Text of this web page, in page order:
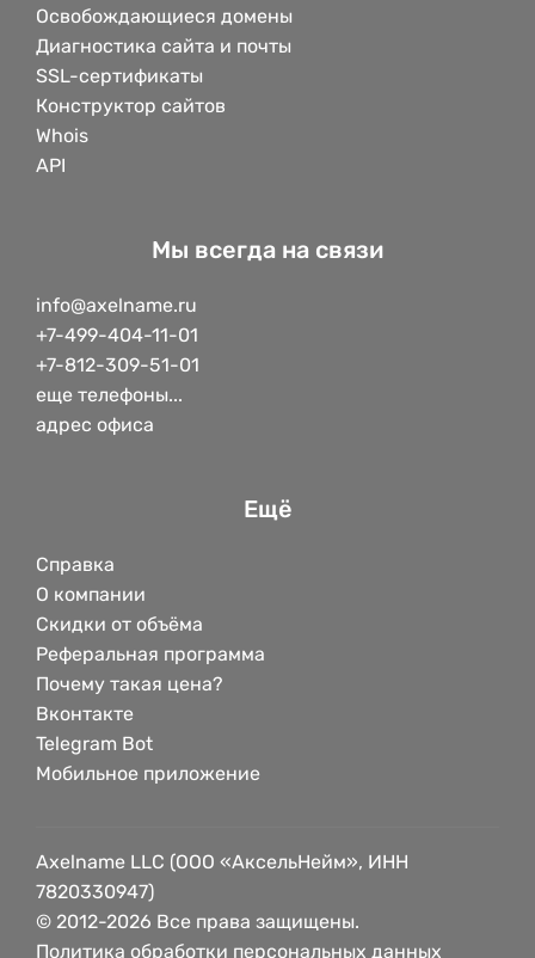
Освобождающиеся домены
Диагностика сайта и почты
SSL-сертификаты
Конструктор сайтов
Whois
API
Мы всегда на связи
info@axelname.ru
+7-499-404-11-01
+7-812-309-51-01
еще телефоны...
адрес офиса
Ещё
Справка
О компании
Скидки от объёма
Реферальная программа
Почему такая цена?
Вконтакте
Telegram Bot
Мобильное приложение
Axelname LLC (ООО «АксельНейм», ИНН
7820330947)
© 2012-2026 Все права защищены.
Политика обработки персональных данных